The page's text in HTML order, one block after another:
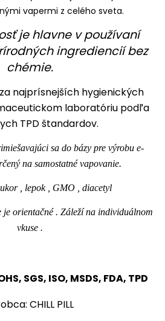
vapermi z celého sveta.
je hlavne v používaní
ingrediencií bez
chémie.
najprísnejších hygienických
laboratóriu podľa
TPD štandardov.
sa do bázy pre výrobu e-
na samostatné vapovanie.
, lepok , GMO , diacetyl
je orientačné . Záleží na individuálnom
vkuse .
SGS, ISO, MSDS, FDA, TPD
CHILL PILL